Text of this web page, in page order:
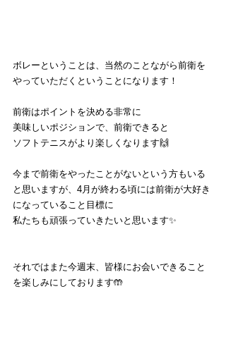
ボレーということは、当然のことながら前衛を
やっていただくということになります！
前衛はポイントを決める非常に
美味しいポジションで、前衛できると
ソフトテニスがより楽しくなります🙌
今まで前衛をやったことがないという方もいる
と思いますが、4月が終わる頃には前衛が大好き
になっていること目標に
私たちも頑張っていきたいと思います✨
それではまた今週末、皆様にお会いできること
を楽しみにしております🤲